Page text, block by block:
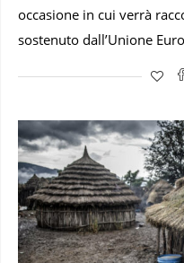
occasione in cui verrà
sostenuto dall’Unione